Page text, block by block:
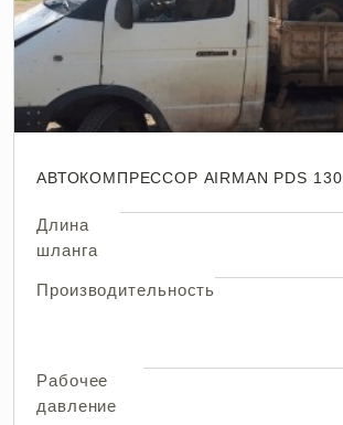
АВТОКОМПРЕССОР AIRMAN PDS 130
Длина
шланга
Производительность
Рабочее
давление